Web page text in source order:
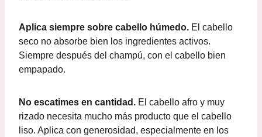
Aplica siempre sobre cabello húmedo. El cabello
seco no absorbe bien los ingredientes activos.
Siempre después del champú, con el cabello bien
empapado.
No escatimes en cantidad. El cabello afro y muy
rizado necesita mucho más producto que el cabello
liso. Aplica con generosidad, especialmente en los